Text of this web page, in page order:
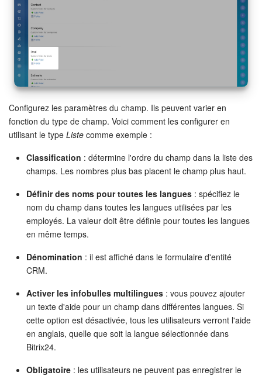
Configurez les paramètres du champ. Ils peuvent varier en
fonction du type de champ. Voici comment les configurer en
utilisant le type Liste comme exemple :
Classification : détermine l'ordre du champ dans la liste des
champs. Les nombres plus bas placent le champ plus haut.
Définir des noms pour toutes les langues : spécifiez le
nom du champ dans toutes les langues utilisées par les
employés. La valeur doit être définie pour toutes les langues
en même temps.
Dénomination : il est affiché dans le formulaire d'entité
CRM.
Activer les infobulles multilingues : vous pouvez ajouter
un texte d'aide pour un champ dans différentes langues. Si
cette option est désactivée, tous les utilisateurs verront l'aide
en anglais, quelle que soit la langue sélectionnée dans
Bitrix24.
Obligatoire : les utilisateurs ne peuvent pas enregistrer le